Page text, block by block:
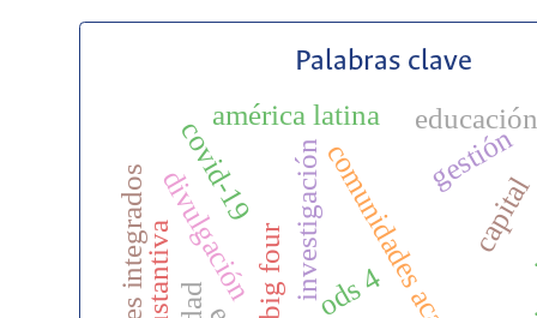
Palabras clave
gestión
investigación
américa latina educación
ods 4
big four
capital
covid-19
divulgación
sustantiva